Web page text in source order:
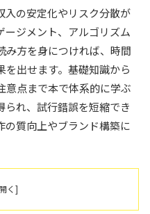
入の安定化やリスク分散が
ージメント、アルゴリズム
み方を身につければ、時間
を出せます。基礎知識から
意点まで本で体系的に学ぶ
られ、試行錯誤を短縮でき
の質向上やブランド構築に